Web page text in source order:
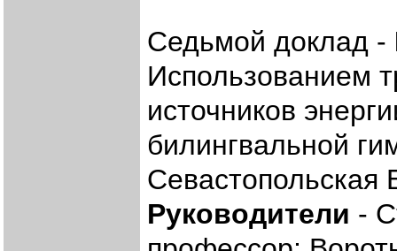
Седьмой доклад -
Использованием
источников
билингвальной
Руководители -